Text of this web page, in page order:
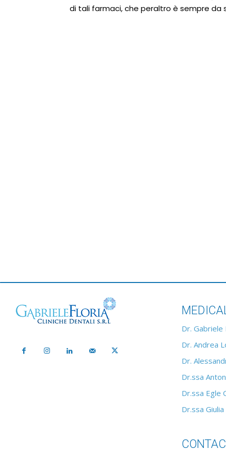
di tali farmaci, che peraltro è sempre da
Dr. Gabriele
Dr. Andrea
Dr.
Dr.ssa
Dr.ssa Egle
Dr.ssa